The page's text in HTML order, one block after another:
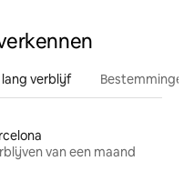
lang verblijf
van een maand